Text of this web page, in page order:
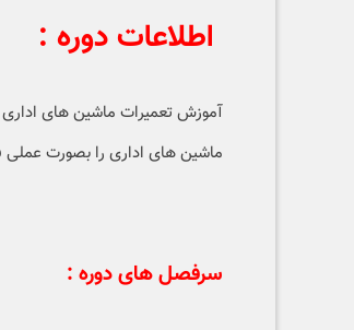
اطلاعات دوره :
آموزش تعمیرات ماشین های اداری
ماشین های اداری را بصورت عملی
سرفصل های دوره :